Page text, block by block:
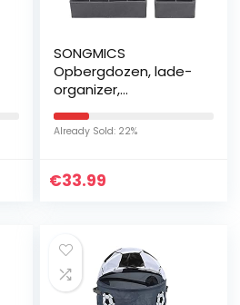
SONGMICS
Opbergdozen, lade-
organizer,
kledingkast,
sokken…
Already Sold: 22%
€33.99